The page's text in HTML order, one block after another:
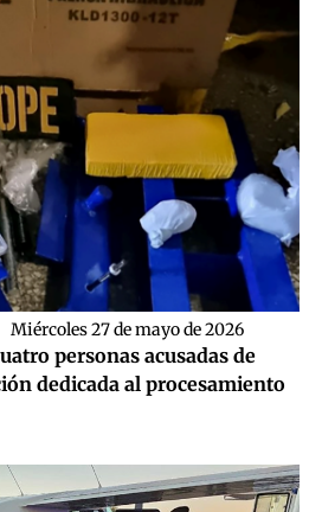
Miércoles 27 de mayo de 2026
personas acusadas de
dedicada al procesamiento